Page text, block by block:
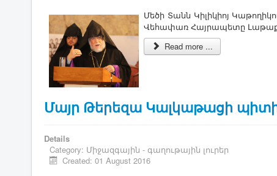
Մե­ծի ­Տանն ­Կի­լի­կիոյ
Վե­հա­փառ ­Հայ­րա­պե­տը
Read more ...
Մայր Թերեզա Կալկաթացի
Details
Category: Միջազգային - գաղութային լուրեր
Created: 01 August 2016